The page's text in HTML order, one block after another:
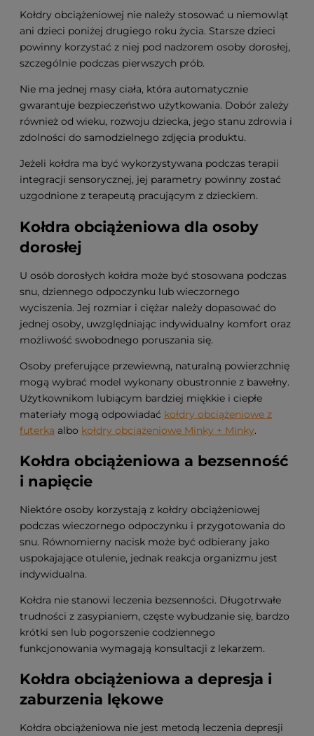
Kołdry obciążeniowej nie należy stosować u niemowląt
ani dzieci poniżej drugiego roku życia. Starsze dzieci
powinny korzystać z niej pod nadzorem osoby dorosłej,
szczególnie podczas pierwszych prób.
Nie ma jednej masy ciała, która automatycznie
gwarantuje bezpieczeństwo użytkowania. Dobór zależy
również od wieku, rozwoju dziecka, jego stanu zdrowia i
zdolności do samodzielnego zdjęcia produktu.
Jeżeli kołdra ma być wykorzystywana podczas terapii
integracji sensorycznej, jej parametry powinny zostać
uzgodnione z terapeutą pracującym z dzieckiem.
Kołdra obciążeniowa dla osoby
dorosłej
U osób dorosłych kołdra może być stosowana podczas
snu, dziennego odpoczynku lub wieczornego
wyciszenia. Jej rozmiar i ciężar należy dopasować do
jednej osoby, uwzględniając indywidualny komfort oraz
możliwość swobodnego poruszania się.
Osoby preferujące przewiewną, naturalną powierzchnię
mogą wybrać model wykonany obustronnie z bawełny.
Użytkownikom lubiącym bardziej miękkie i ciepłe
materiały mogą odpowiadać kołdry obciążeniowe z
futerka albo kołdry obciążeniowe Minky + Minky.
Kołdra obciążeniowa a bezsenność
i napięcie
Niektóre osoby korzystają z kołdry obciążeniowej
podczas wieczornego odpoczynku i przygotowania do
snu. Równomierny nacisk może być odbierany jako
uspokajające otulenie, jednak reakcja organizmu jest
indywidualna.
Kołdra nie stanowi leczenia bezsenności. Długotrwałe
trudności z zasypianiem, częste wybudzanie się, bardzo
krótki sen lub pogorszenie codziennego
funkcjonowania wymagają konsultacji z lekarzem.
Kołdra obciążeniowa a depresja i
zaburzenia lękowe
Kołdra obciążeniowa nie jest metodą leczenia depresji